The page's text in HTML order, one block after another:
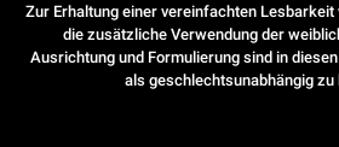
Zur Erhaltung einer vereinfachten
die zusätzliche Verwendung der
Ausrichtung und Formulierung sind in
als geschlechtsunabhängig zu